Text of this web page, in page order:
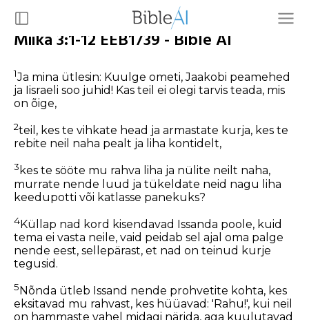
Miika 3:1-12 EEB1739 - Bible AI
1Ja mina ütlesin: Kuulge ometi, Jaakobi peamehed
ja Iisraeli soo juhid! Kas teil ei olegi tarvis teada, mis
on õige,
2teil, kes te vihkate head ja armastate kurja, kes te
rebite neil naha pealt ja liha kontidelt,
3 kes te sööte mu rahva liha ja nülite neilt naha,
murrate nende luud ja tükeldate neid nagu liha
keedupotti või katlasse panekuks?
4Küllap nad kord kisendavad Issanda poole, kuid
tema ei vasta neile, vaid peidab sel ajal oma palge
nende eest, sellepärast, et nad on teinud kurje
tegusid.
5 Nõnda ütleb Issand nende prohvetite kohta, kes
eksitavad mu rahvast, kes hüüavad: 'Rahu!', kui neil
on hammaste vahel midagi närida, aga kuulutavad